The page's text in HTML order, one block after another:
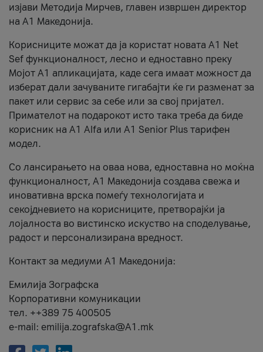
изјави Методија Мирчев, главен извршен директор
на А1 Македонија.
Корисниците можат да ја користат новата А1 Net
Sef функционалност, лесно и едноставно преку
Мојот А1 апликацијата, каде сега имаат можност да
изберат дали зачуваните гигабајти ќе ги разменат за
пакет или сервис за себе или за свој пријател.
Примателот на подарокот исто така треба да биде
корисник на А1 Alfa или A1 Senior Plus тарифен
модел.
Со лансирањето на оваа нова, едноставна но моќна
функционалност, А1 Македонија создава свежа и
иновативна врска помеѓу технологијата и
секојдневието на корисниците, претворајќи ја
лојалноста во вистинско искуство на споделување,
радост и персонализирана вредност.
Контакт за медиуми А1 Македонија:
Емилија Зографска
Корпоративни комуникации
тел. ++389 75 400505
e-mail: emilija.zografska@A1.mk